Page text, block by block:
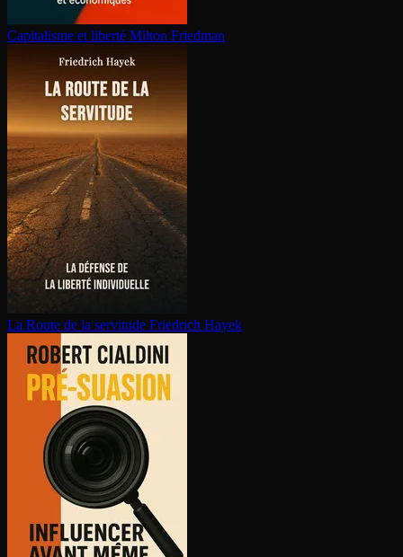
Capitalisme et liberté Milton Friedman
La Route de la servitude Friedrich Hayek